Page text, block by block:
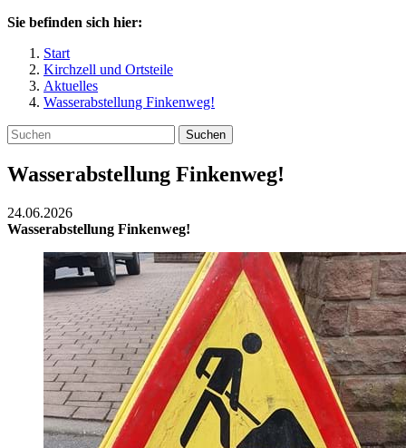
Sie befinden sich hier:
Start
Kirchzell und Ortsteile
Aktuelles
Wasserabstellung Finkenweg!
Suchen
Wasserabstellung Finkenweg!
24.06.2026
Wasserabstellung Finkenweg!